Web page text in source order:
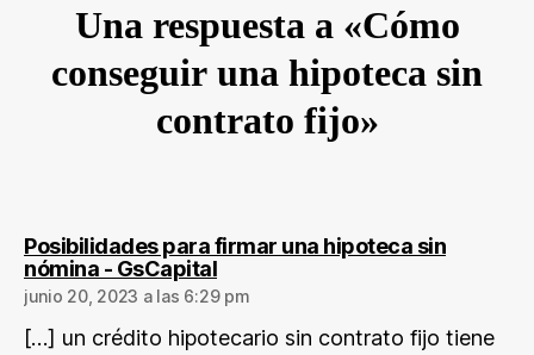
Una respuesta a «Cómo
conseguir una hipoteca sin
contrato fijo»
Posibilidades para firmar una hipoteca sin
nómina - GsCapitaldice:
junio 20, 2023 a las 6:29 pm
[…] un crédito hipotecario sin contrato fijo tiene